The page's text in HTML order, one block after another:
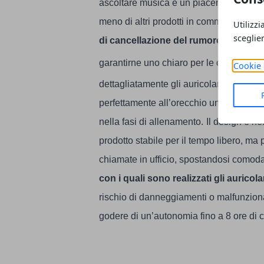
Cookie
ascoltare musica è un piacere, anche i
meno di altri prodotti in commercio. Il
di cancellazione del rumore
, che in
garantirne uno chiaro per le chiamate
dettagliatamente gli auricolari si
perfettamente all’orecchio umano e
nella fasi di allenamento.
Il design è
prodotto stabile per il tempo libero,
chiamate in ufficio, spostandosi
con i quali sono realizzati gli
rischio di danneggiamenti o
godere di un’autonomia fino a 8 ore di